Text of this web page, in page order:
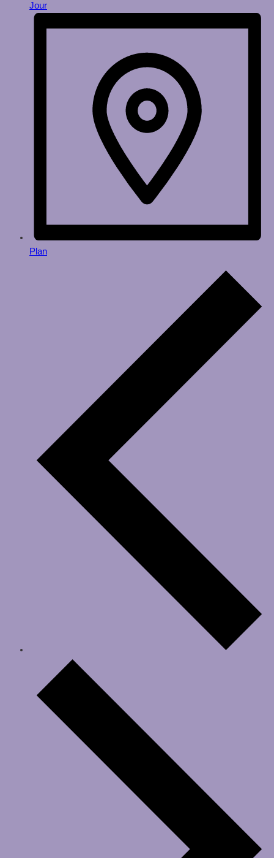
Jour
Plan